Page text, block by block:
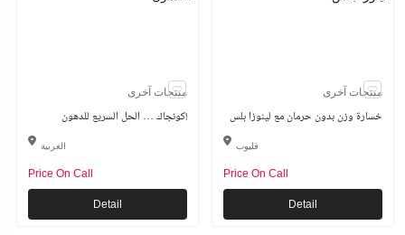
منتجات آخرى
كونجاك … الحل السريع للدهون!
الغربية
Price On Call
Detail
منتجات آخرى
خسارة وزن بدون حرمان مع لينوزا بلس
قليوب
Price On Call
Detail